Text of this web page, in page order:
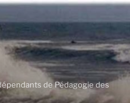
de Pédagogie des